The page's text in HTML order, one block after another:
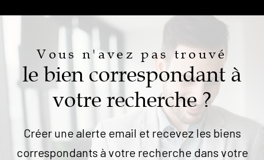
Vous n'avez pas trouvé
le bien correspondant à
votre recherche ?
Créer une alerte email et recevez les biens
correspondants à votre recherche dans votre